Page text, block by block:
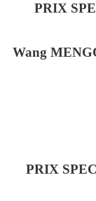
PRIX
Wang
PRIX